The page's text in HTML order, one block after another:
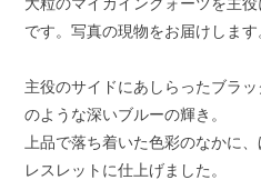
です。写真の現物をお届けします
主役のサイドにあしらったブラ
のような深いブルーの輝き。
上品で落ち着いた色彩のなかに
レスレットに仕上げました。